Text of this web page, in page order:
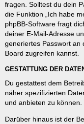
fragen. Solltest du dein
die Funktion „Ich habe
phpBB-Software fragt
deiner E-Mail-Adresse
generiertes Passwort an
Board zugreifen kannst.
GESTATTUNG DER
Du gestattest dem
näher spezifizierten
und anbieten zu können.
Darüber hinaus ist der